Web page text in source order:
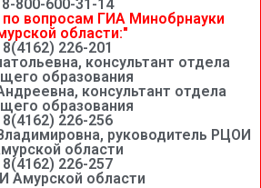
8-800-600-31-14
по вопросам ГИА Минобрнауки
области:"
8(4162) 226-201
консультант отдела
образования
консультант отдела
образования
8(4162) 226-256
руководитель РЦОИ
области
8(4162) 226-257
Амурской области